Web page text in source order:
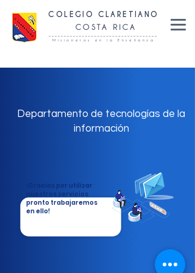
COLEGIO CLARETIANO
COSTA RICA
Misioneros en la Enseñanza
Departamento de tecnologías de la
información
¡Gracias por utilizar
nuestros servicios
pronto trabajaremos
en ello!